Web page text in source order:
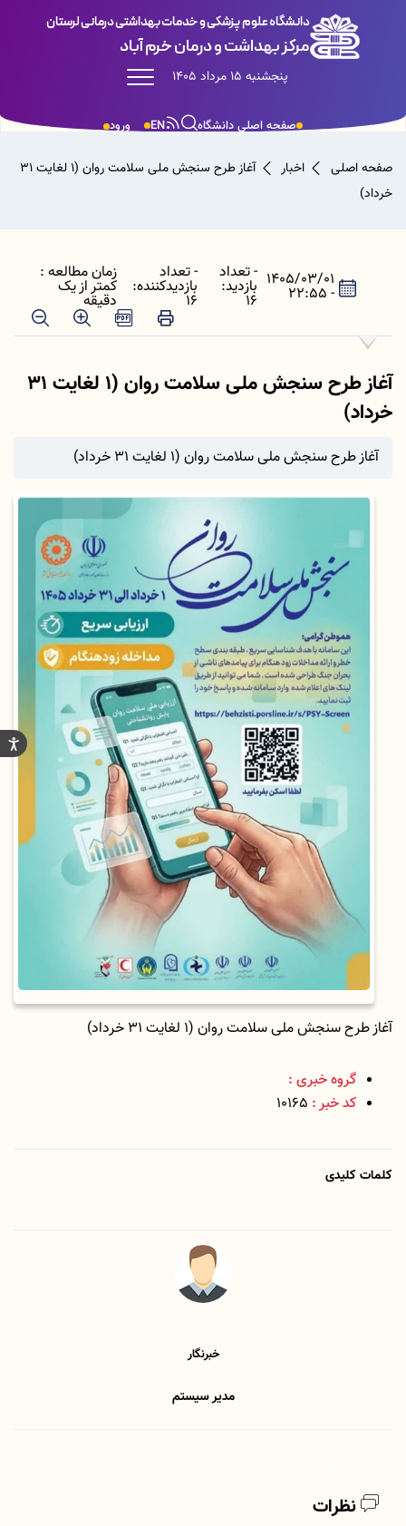
دانشگاه علوم پزشکی و خدمات بهداشتی درمانی لرستان
مرکز بهداشت و درمان خرم آباد
پنجشنبه 15 مرداد 1405
ورود EN صفحه اصلی دانشگاه
صفحه اصلی اخبار
آغاز طرح سنجش ملی سلامت روان (۱ لغایت ۳۱
خرداد)
1405/03/01
- 22:55
- تعداد
بازدید:
16
- تعداد
بازدیدکننده:
16
زمان مطالعه :
کمتر از یک
دقیقه
آغاز طرح سنجش ملی سلامت روان (۱ لغایت ۳۱
خرداد)
آغاز طرح سنجش ملی سلامت روان (۱ لغایت ۳۱ خرداد)
آغاز طرح سنجش ملی سلامت روان (۱ لغایت ۳۱ خرداد)
گروه خبری :
کد خبر : 10165
کلمات کلیدی
خبرنگار
مدیر سیستم
نظرات